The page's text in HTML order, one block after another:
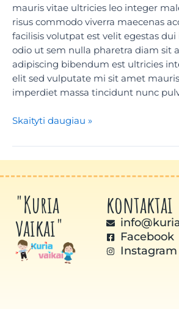
mauris vitae ultricies leo integer
risus commodo viverra maecenas
facilisis volutpat est velit egestas dui
odio ut sem nulla pharetra diam sit
adipiscing bibendum est ultricies
elit sed vulputate mi sit amet
imperdiet massa tincidunt nunc
Skaityti daugiau »
"Kuria
vaikai"
kontaktai
Facebook
Instagram